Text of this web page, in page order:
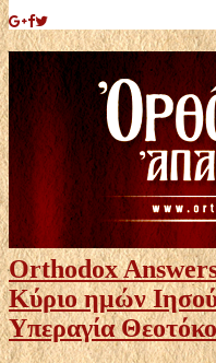
Orthodox
Κύριο ημών
Υπεραγία Θεοτόκο